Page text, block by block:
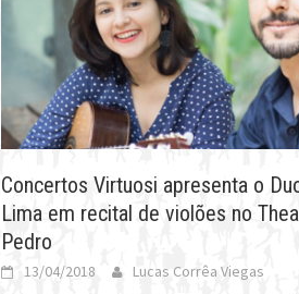
Concertos Virtuosi apresenta o
Lima em recital de violões no
Pedro
13/04/2018 Lucas Corrêa Viegas